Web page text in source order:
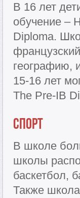
В 16 лет
обучение –
Diploma.
географию,
15-16 лет
The Pre-IB
Спорт
В школе
школы
баскетбол,
Также